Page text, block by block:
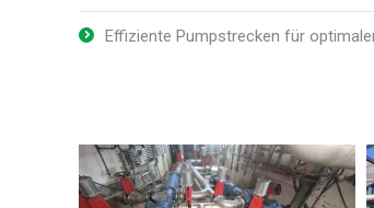
Effiziente Pumpstrecken für